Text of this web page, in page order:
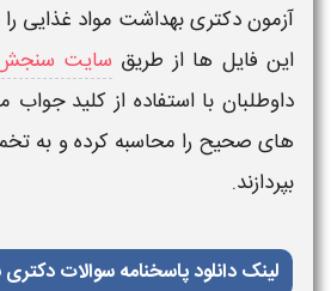
آزمون دکتری بهداشت مواد غذایی
این فایل‌ ها از طریق سایت
داوطلبان با استفاده از کلید جواب
های صحیح را محاسبه کرده و به
بپردازند.
لینک دانلود پاسخنامه سوالات